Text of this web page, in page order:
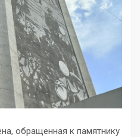
обращенная к памятнику